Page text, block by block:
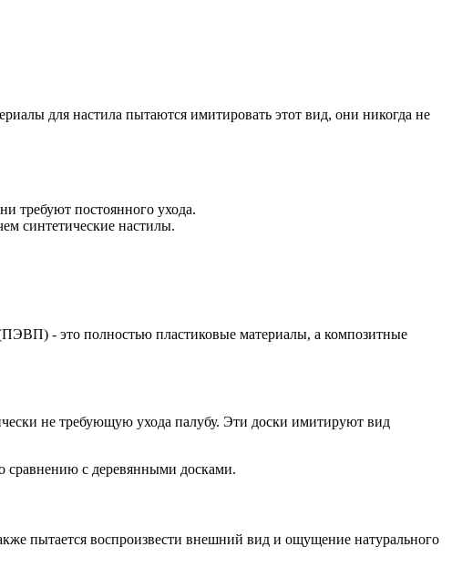
для настила пытаются имитировать этот вид, они никогда не
требуют постоянного ухода.
синтетические настилы.
- это полностью пластиковые материалы, а композитные
не требующую ухода палубу. Эти доски имитируют вид
сравнению с деревянными досками.
пытается воспроизвести внешний вид и ощущение натурального